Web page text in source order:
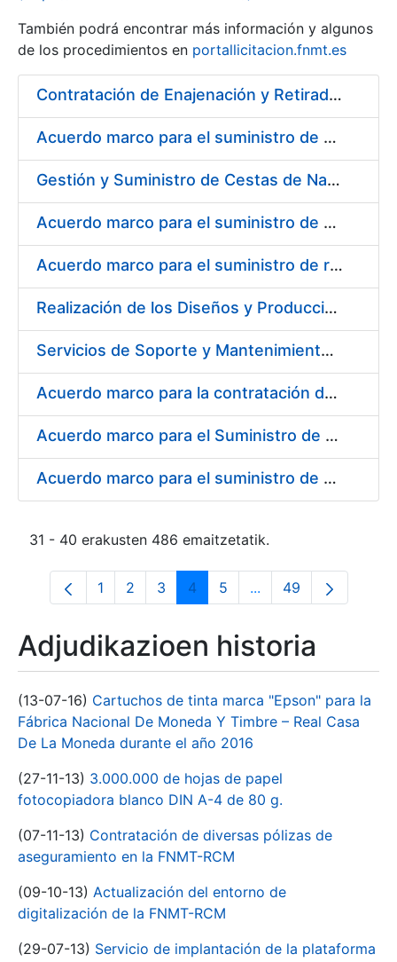
Erakutsi/Ezkutatu
También podrá encontrar más información y algunos
de los procedimientos en portallicitacion.fnmt.es
Contratación de Enajenación y Retirada de Chatarra de Hierro, Acero y Chapa de la RCM-FNMT
Acuerdo marco para el suministro de material de electricidad para la FNMT RCM en su sede de Madrid
Gestión y Suministro de Cestas de Navidad para los trabajadores de la Fábrica Nacional de Moneda y Timbre-Real Casa de la Moneda (FNMT-RCM) para el año 2021
Acuerdo marco para el suministro de material de transmisiones de potencia, rodamientos, estanqueidad e hidráulica
Acuerdo marco para el suministro de repuestos específicos de maquinaria
Realización de los Diseños y Producción del Material Gráfico, en sus diferentes formatos y dispositivos, para la correcta comunicación, tanto interna como externa, de la entidad pública empresarial, Fábrica Nacional de Moneda y Timbre-Real Casa de la Moneda (FNMT-RCM)
Servicios de Soporte y Mantenimiento Integral (correctivo, preventivo, evolutivo) del Sistema de Gestión del Ciclo de Vida de las Aplicaciones en el Área de Desarrollo de CERES
Acuerdo marco para la contratación del suministro de material de informática para equipos de producción
Acuerdo marco para el Suministro de Consumibles Informáticos
Acuerdo marco para el suministro de material de filtración
31 - 40 erakusten 486 emaitzetatik.
Orrialdea
1 Orrialdea
2 Orrialdea
3 Orrialdea
4 Orrialdea
5 ...Intermediate Pages
Orrialdea
49
Adjudikazioen historia
(13-07-16) Cartuchos de tinta marca "Epson" para la
Fábrica Nacional De Moneda Y Timbre – Real Casa
De La Moneda durante el año 2016
(27-11-13) 3.000.000 de hojas de papel
fotocopiadora blanco DIN A-4 de 80 g.
(07-11-13) Contratación de diversas pólizas de
aseguramiento en la FNMT-RCM
(09-10-13) Actualización del entorno de
digitalización de la FNMT-RCM
(29-07-13) Servicio de implantación de la plataforma